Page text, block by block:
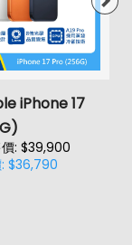
iPhone 17
: $39,900
$36,790